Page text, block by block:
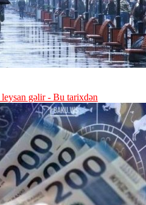
gəlir - Bu tarixdən